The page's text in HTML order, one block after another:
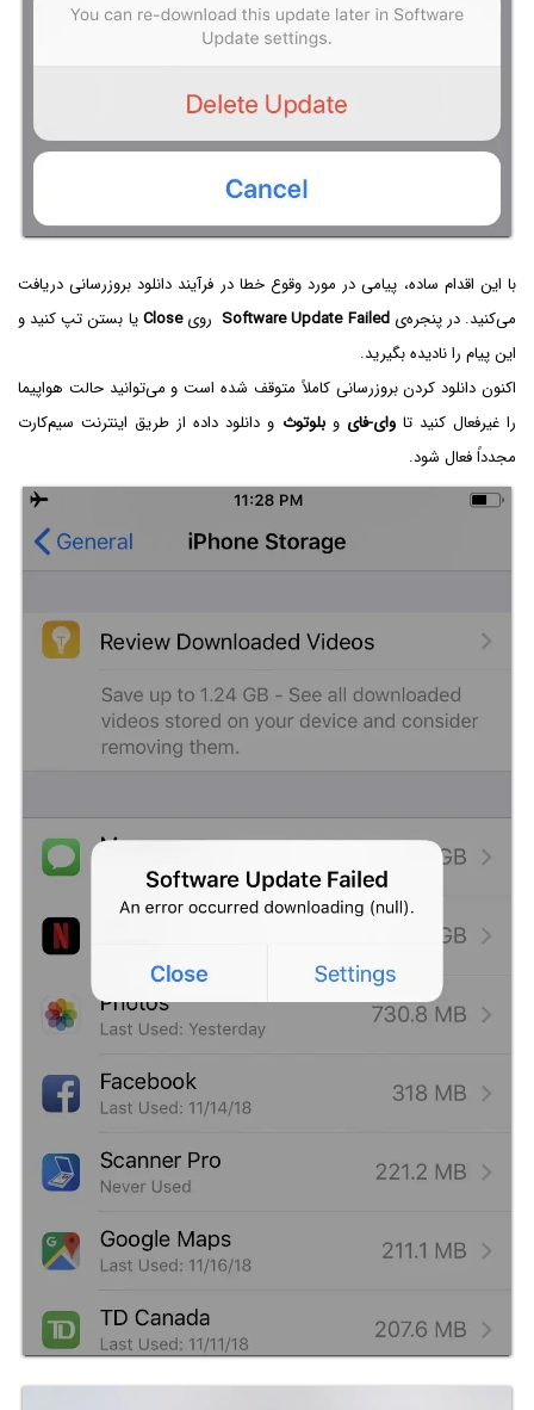
با این اقدام ساده، پیامی در مورد وقوع خطا در فرآیند دانلود بروزرسانی دریافت
می‌کنید. در پنجره‌یSoftware Update Failed رویCloseیا بستن تپ کنید و
این پیام را نادیده بگیرید.
اکنون دانلود کردن بروزرسانی کاملاً متوقف شده است و می‌توانید حالت هواپیما
را غیرفعال کنید تاوای-فای وبلوتوث و دانلود داده از طریق اینترنت سیم‌کارت
مجدداً فعال شود.